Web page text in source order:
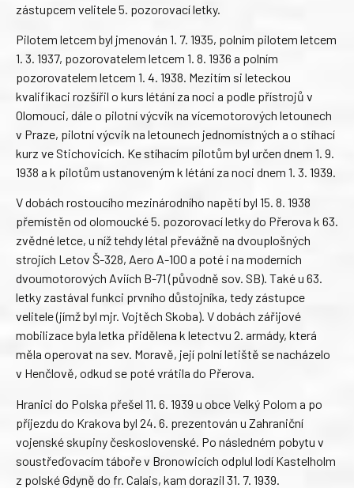
zástupcem velitele 5. pozorovací letky.
Pilotem letcem byl jmenován 1. 7. 1935, polním pilotem letcem
1. 3. 1937, pozorovatelem letcem 1. 8. 1936 a polním
pozorovatelem letcem 1. 4. 1938. Mezitím si leteckou
kvalifikaci rozšířil o kurs létání za noci a podle přístrojů v
Olomouci, dále o pilotní výcvik na vícemotorových letounech
v Praze, pilotní výcvik na letounech jednomístných a o stíhací
kurz ve Stichovicích. Ke stíhacím pilotům byl určen dnem 1. 9.
1938 a k pilotům ustanoveným k létání za noci dnem 1. 3. 1939.
V dobách rostoucího mezinárodního napětí byl 15. 8. 1938
přemístěn od olomoucké 5. pozorovací letky do Přerova k 63.
zvědné letce, u níž tehdy létal převážně na dvouplošných
strojích Letov Š-328, Aero A-100 a poté i na moderních
dvoumotorových Aviích B-71 (původně sov. SB). Také u 63.
letky zastával funkci prvního důstojníka, tedy zástupce
velitele (jímž byl mjr. Vojtěch Skoba). V dobách zářijové
mobilizace byla letka přidělena k letectvu 2. armády, která
měla operovat na sev. Moravě, její polní letiště se nacházelo
v Henčlově, odkud se poté vrátila do Přerova.
Hranici do Polska přešel 11. 6. 1939 u obce Velký Polom a po
příjezdu do Krakova byl 24. 6. prezentován u Zahraniční
vojenské skupiny československé. Po následném pobytu v
soustřeďovacím táboře v Bronowicích odplul lodí Kastelholm
z polské Gdyně do fr. Calais, kam dorazil 31. 7. 1939.